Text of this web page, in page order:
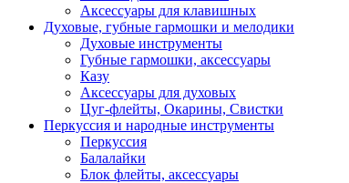
Аксессуары для клавишных
Духовые, губные гармошки и мелодики
Духовые инструменты
Губные гармошки, аксессуары
Казу
Аксессуары для духовых
Цуг-флейты, Окарины, Свистки
Перкуссия и народные инструменты
Перкуссия
Балалайки
Блок флейты, аксессуары